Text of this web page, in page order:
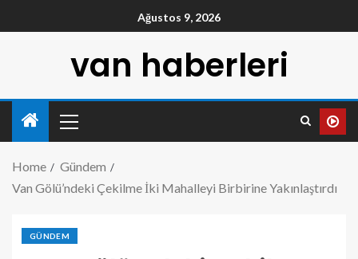
Ağustos 9, 2026
van haberleri
Home
Gündem
Van Gölü’ndeki Çekilme İki Mahalleyi Birbirine Yakınlaştırdı
GÜNDEM